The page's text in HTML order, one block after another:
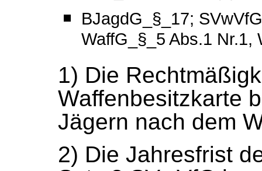
BJagdG_§_17;
WaffG_§_5 Abs.1 Nr.1,
1) Die
Waffenbesitzkarte
Jägern nach dem
2) Die Jahresfrist